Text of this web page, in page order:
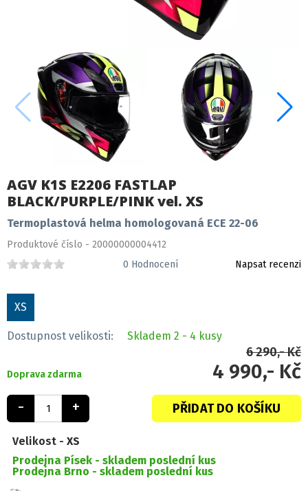
AGV K1S E2206 FASTLAP
BLACK/PURPLE/PINK vel. XS
Termoplastová helma homologovaná ECE 22-06
Produktové číslo - 20000000004412
0 Hodnocení Napsat recenzi
XS
Dostupnost velikosti: Skladem 2 - 4 kusy
Doprava zdarma
6 290,- Kč
4 990,- Kč
- + PŘIDAT DO KOŠÍKU
Velikost - XS
Prodejna Písek - skladem poslední kus
Prodejna Brno - skladem poslední kus